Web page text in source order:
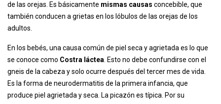
de las orejas. Es básicamente mismas causas concebible, que
también conducen a grietas en los lóbulos de las orejas de los
adultos.
En los bebés, una causa común de piel seca y agrietada es lo que
se conoce como Costra láctea . Esto no debe confundirse con el
gneis de la cabeza y solo ocurre después del tercer mes de vida.
Es la forma de neurodermatitis de la primera infancia, que
produce piel agrietada y seca. La picazón es típica. Por su